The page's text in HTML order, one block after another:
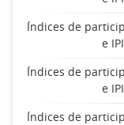
Índices de
e
Índices de
e
Índices de